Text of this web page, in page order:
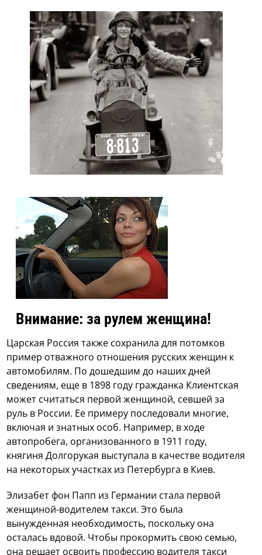
Внимание: за рулем женщина!
Царская Россия также сохранила для потомков
пример отважного отношения русских женщин к
автомобилям. По дошедшим до наших дней
сведениям, еще в 1898 году гражданка Клиентская
может считаться первой женщиной, севшей за
руль в России. Ее примеру последовали многие,
включая и знатных особ. Например, в ходе
автопробега, организованного в 1911 году,
княгиня Долгорукая выступала в качестве водителя
на некоторых участках из Петербурга в Киев.
Элизабет фон Папп из Германии стала первой
женщиной-водителем такси. Это была
вынужденная необходимость, поскольку она
осталась вдовой. Чтобы прокормить свою семью,
она решает освоить профессию водителя такси